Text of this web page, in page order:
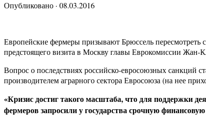
Опубликовано · 08.03.2016
Европейские фермеры призывают Брюссель
предстоящего визита в Москву главы Еврокомиссии Жан-
Вопрос о последствиях российско-евросоюзных санкций
производителем аграрного сектора Евросоюза (на нее
«Кризис достиг такого масштаба, что для поддержки
фермеров запросили у государства срочную